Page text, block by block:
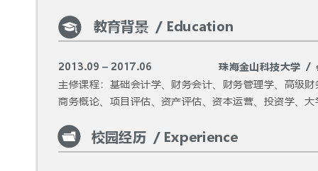
2013.09 – 2017.06 珠海金山科技大学
  /
主修课程：基础会计学、财务会计、财务管理学、高级
商务概论、项目评估、资产评估、资本运营、投资学、
校园经历
  / Experience
教育背景
  / Education